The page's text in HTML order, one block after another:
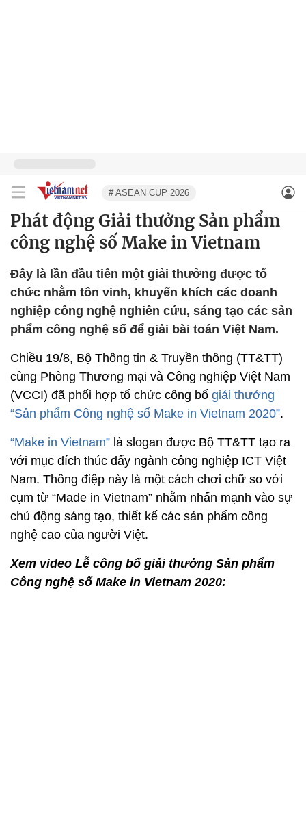
# ASEAN CUP 2026
Phát động Giải thưởng Sản phẩm
công nghệ số Make in Vietnam
Đây là lần đầu tiên một giải thưởng được tổ
chức nhằm tôn vinh, khuyến khích các doanh
nghiệp công nghệ nghiên cứu, sáng tạo các sản
phẩm công nghệ số để giải bài toán Việt Nam.
Chiều 19/8, Bộ Thông tin & Truyền thông (TT&TT)
cùng Phòng Thương mại và Công nghiệp Việt Nam
(VCCI) đã phối hợp tổ chức công bố giải thưởng
“Sản phẩm Công nghệ số Make in Vietnam 2020”.
“Make in Vietnam” là slogan được Bộ TT&TT tạo ra
với mục đích thúc đẩy ngành công nghiệp ICT Việt
Nam. Thông điệp này là một cách chơi chữ so với
cụm từ “Made in Vietnam” nhằm nhấn mạnh vào sự
chủ động sáng tạo, thiết kế các sản phẩm công
nghệ cao của người Việt.
Xem video Lễ công bố giải thưởng Sản phẩm
Công nghệ số Make in Vietnam 2020: